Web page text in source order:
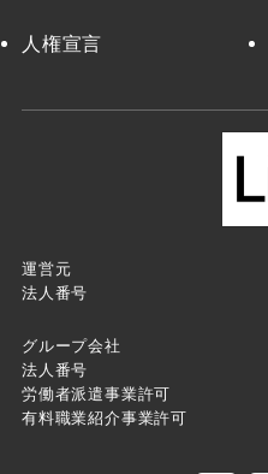
人権宣言
運営元
法人番号
グループ会社
法人番号
労働者派遣事業許可
有料職業紹介事業許可